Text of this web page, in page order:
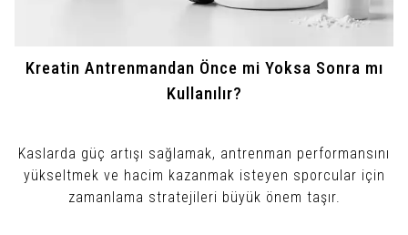
Kreatin Antrenmandan Önce mi Yoksa Sonra mı
Kullanılır?
Kaslarda güç artışı sağlamak, antrenman performansını
yükseltmek ve hacim kazanmak isteyen sporcular için
zamanlama stratejileri büyük önem taşır.